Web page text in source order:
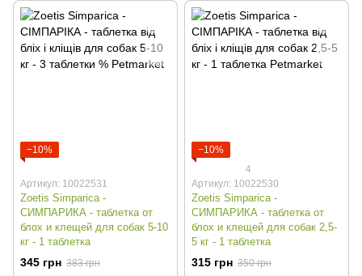
−10%
Артикул: 10022531
Zoetis Simparica -
СИМПАРИКА - таблетка от
блох и клещей для собак 5-10
кг - 1 таблетка
345 грн 383 грн
−10%
4
Артикул: 10022530
Zoetis Simparica -
СИМПАРИКА - таблетка от
блох и клещей для собак 2,5-
5 кг - 1 таблетка
315 грн 350 грн